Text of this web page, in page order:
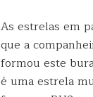
As estrelas em
que a
formou este
é uma estrela